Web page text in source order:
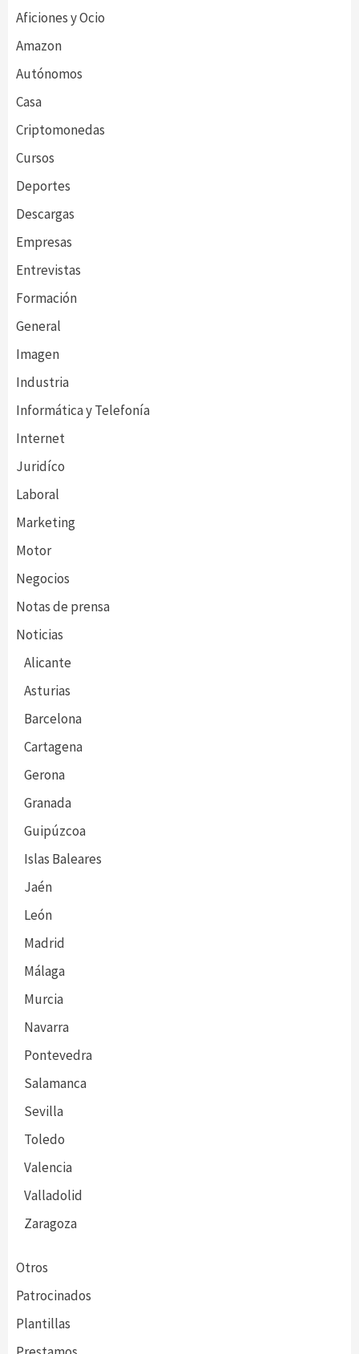
Aficiones y Ocio
Amazon
Autónomos
Casa
Criptomonedas
Cursos
Deportes
Descargas
Empresas
Entrevistas
Formación
General
Imagen
Industria
Informática y Telefonía
Internet
Juridíco
Laboral
Marketing
Motor
Negocios
Notas de prensa
Noticias
Alicante
Asturias
Barcelona
Cartagena
Gerona
Granada
Guipúzcoa
Islas Baleares
Jaén
León
Madrid
Málaga
Murcia
Navarra
Pontevedra
Salamanca
Sevilla
Toledo
Valencia
Valladolid
Zaragoza
Otros
Patrocinados
Plantillas